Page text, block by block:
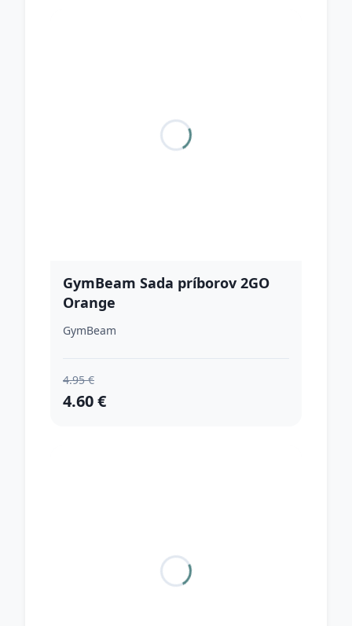
GymBeam Sada príborov 2GO
Orange
GymBeam
4.95 €
4.60 €